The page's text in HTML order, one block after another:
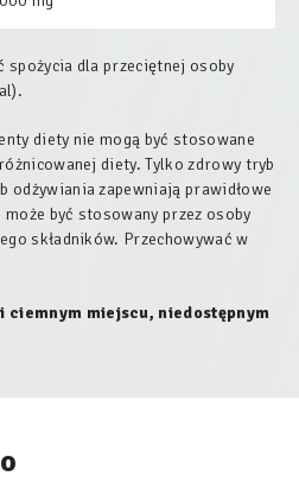
spożycia dla przeciętnej osoby
diety nie mogą być stosowane
diety. Tylko zdrowy tryb
odżywiania zapewniają prawidłowe
być stosowany przez osoby
składników. Przechowywać w
ciemnym miejscu, niedostępnym